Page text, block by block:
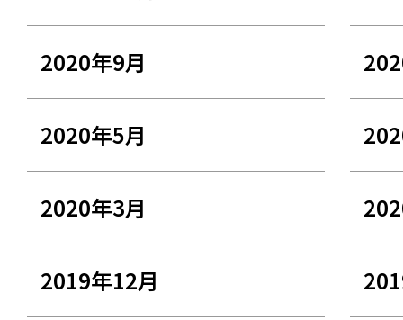
2020年9月
2020年5月
2020年3月
2019年12月